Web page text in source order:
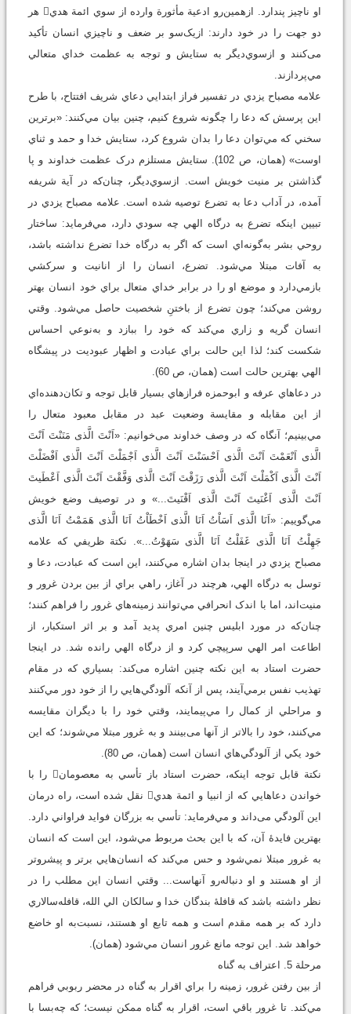
او ناچيز پندارد. ازهمين‌رو ادعية مأثورة وارده از سوي ائمة هدي هر
دو جهت را در خود دارند: ازيک‌سو بر ضعف و ناچيزي انسان تأکيد
می‌کنند و ازسوي‌ديگر به ستايش و توجه به عظمت خداي متعالي
مي‌پردازند.
علامه مصباح يزدي در تفسير فراز ابتدايي دعاي شريف افتتاح، با طرح
اين پرسش که دعا را چگونه شروع کنيم، چنين بيان مي‌کنند: «برترين
سخني که مي‌توان دعا را بدان شروع کرد، ستايش خدا و حمد و ثناي
اوست» (همان، ص 102). ستايش مستلزم درک عظمت خداوند و پا
گذاشتن بر منيت خويش است. ازسوي‌ديگر، چنان‌که در آية شريفه
آمده، در آداب دعا به تضرع توصيه شده است. علامه مصباح يزدي در
تبيين اينکه تضرع به درگاه الهي چه سودي دارد، مي‌فرمايد: ساختار
روحي بشر به‌گونه‌اي است که اگر به درگاه خدا تضرع نداشته باشد،
به آفات مبتلا مي‌شود. تضرع، انسان را از انانيت و سرکشي
بازمي‌دارد و موضع او را در برابر خداي متعال براي خود انسان بهتر
روشن مي‌کند؛ چون تضرع از باختنِ شخصيت حاصل مي‌شود. وقتي
انسان گريه و زاري مي‌کند که خود را ببازد و به‌نوعي احساس
شکست کند؛ لذا اين حالت براي عبادت و اظهار عبوديت در پيشگاه
الهي بهترين حالت است (همان، ص 60).
در دعاهاي عرفه و ابوحمزه فرازهاي بسيار قابل توجه و تکان‌دهنده‌اي
از اين مقابله و مقايسة وضعيت عبد در مقابل معبود متعال را
مي‌بينيم؛ آنگاه که در وصف خداوند می‌خوانیم: «اَنْتَ الَّذى مَنَنْتَ اَنْتَ
الَّذى اَنْعَمْتَ اَنْتَ الَّذى اَحْسَنْتَ اَنْتَ الَّذى اَجْمَلْتَ اَنْتَ الَّذى اَفْضَلْتَ
اَنْتَ الَّذى اَکْمَلْتَ اَنْتَ الَّذى رَزَقْتَ اَنْتَ الَّذى وَفَّقْتَ اَنْتَ الَّذى اَعْطَيتَ
اَنْتَ الَّذى اَغْنَيتَ اَنْتَ الَّذى اَقْنَيتَ...» و در توصيف وضع خويش
مي‌گوییم: «اَنَا الَّذى اَسَاْتُ اَنَا الَّذى اَخْطَاْتُ اَنَا الَّذى هَمَمْتُ اَنَا الَّذى
جَهِلْتُ اَنَا الَّذى غَفَلْتُ اَنَا الَّذى سَهَوْتُ...». نکتة ظريفي که علامه
مصباح يزدي در اينجا بدان اشاره مي‌کنند، اين است که عبادت، دعا و
توسل به درگاه الهي، هرچند در آغاز، راهي براي از بين بردن غرور و
منيت‌اند، اما با اندک انحرافي مي‌توانند زمينه‌هاي غرور را فراهم کنند؛
چنان‌که در مورد ابليس چنين امري پديد آمد و بر اثر استکبار، از
اطاعت امر الهي سرپيچي کرد و از درگاه الهي رانده شد. در اينجا
حضرت استاد به اين نکته چنين اشاره می‌کند: بسياري که در مقام
تهذيب نفس برمي‌آيند، پس از آنکه آلودگي‌هايي را از خود دور مي‌کنند
و مراحلي از کمال را مي‌پيمايند، وقتي خود را با ديگران مقايسه
مي‌کنند، خود را بالاتر از آنها می‌بینند و به غرور مبتلا مي‌شوند؛ که اين
خود يکي از آلودگي‌هاي انسان است (همان، ص 80).
نکتة قابل توجه اينکه، حضرت استاد باز تأسي به معصومان را با
خواندن دعاهايي که از انبيا و ائمة هدي نقل شده است، راه درمان
اين آلودگي می‌داند و مي‌فرمايد: تأسي به بزرگان فوايد فراواني دارد.
بهترين فايدۀ آن، که با اين بحث مربوط مي‌شود، اين است که انسان
به غرور مبتلا نمي‌شود و حس مي‌کند که انسان‌هايي برتر و پيشروتر
از او هستند و او دنباله‌رو آنهاست... وقتي انسان اين مطلب را در
نظر داشته باشد که قافلۀ بندگان خدا و سالکان الي الله، قافله‌سالاري
دارد که بر همه مقدم است و همه تابع او هستند، نسبت‌به او خاضع
خواهد شد. اين توجه مانع غرور انسان مي‌شود (همان).
مرحلة 5. اعتراف به گناه
از بين رفتن غرور، زمينه را براي اقرار به گناه در محضر ربوبي فراهم
مي‌کند. تا غرور باقي است، اقرار به گناه ممکن نيست؛ که چه‌بسا با